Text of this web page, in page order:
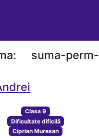
suma-perm-
Clasa 9
Dificultate dificilă
Ciprian Muresan